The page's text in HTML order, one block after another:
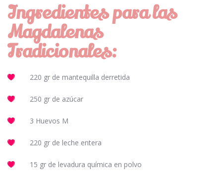
Ingredientes para las
Magdalenas
Tradicionales:
220 gr de mantequilla derretida
250 gr de azúcar
3 Huevos M
220 gr de leche entera
15 gr de levadura química en polvo